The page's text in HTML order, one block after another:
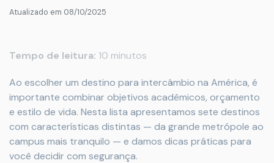
Atualizado em 08/10/2025
Tempo de leitura: 10 minutos
Ao escolher um destino para intercâmbio na América, é
importante combinar objetivos acadêmicos, orçamento
e estilo de vida. Nesta lista apresentamos sete destinos
com características distintas — da grande metrópole ao
campus mais tranquilo — e damos dicas práticas para
você decidir com segurança.